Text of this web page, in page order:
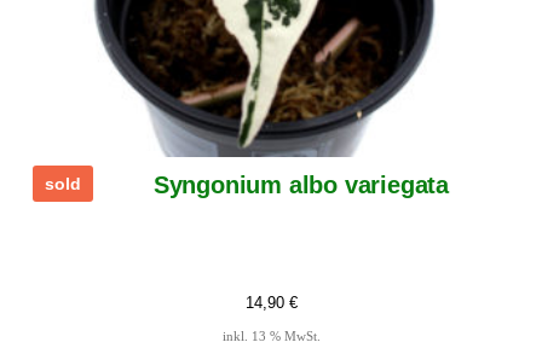
sold Syngonium albo variegata
14,90 €
inkl. 13 % MwSt.